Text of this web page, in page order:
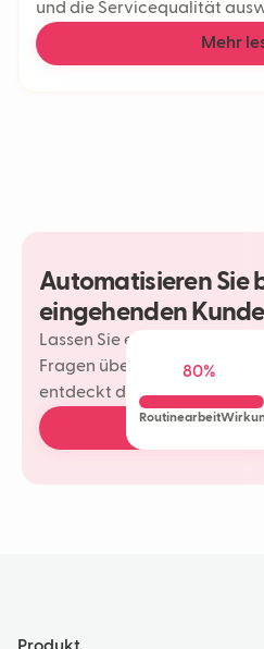
und die Servicequalität
Mehr
Automatisieren Sie
eingehenden
Lassen Sie einen Neople
Fragen übernehmen. Ihr
entdeckt die Freude am
Demo
80%
Routinearbeit